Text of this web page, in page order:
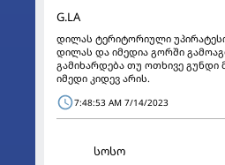
G.LA
დილას ტერიტორიული
დილას და იმედია გორში
გამიხარდება თუ ოთხივე გუნდი
იმედი კიდევ არის.
7:48:53 AM 7/14/2023
სოსო